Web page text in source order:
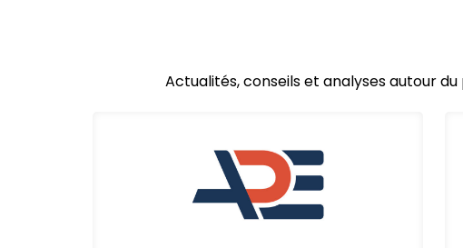
Actualités, conseils et analyses autour